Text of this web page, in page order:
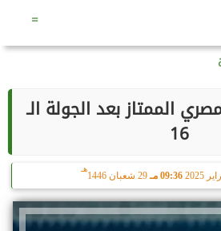
=
الممتاز بعد الجولة الـ
16
09:36 مـ 29 شعبان 1446
هـ